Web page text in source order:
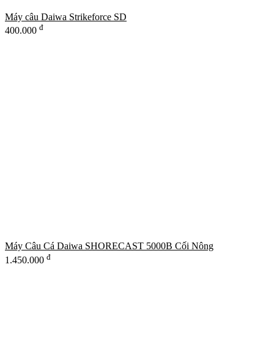
Máy câu Daiwa Strikeforce SD
400.000 đ
Máy Câu Cá Daiwa SHORECAST 5000B Cối Nông
1.450.000 đ